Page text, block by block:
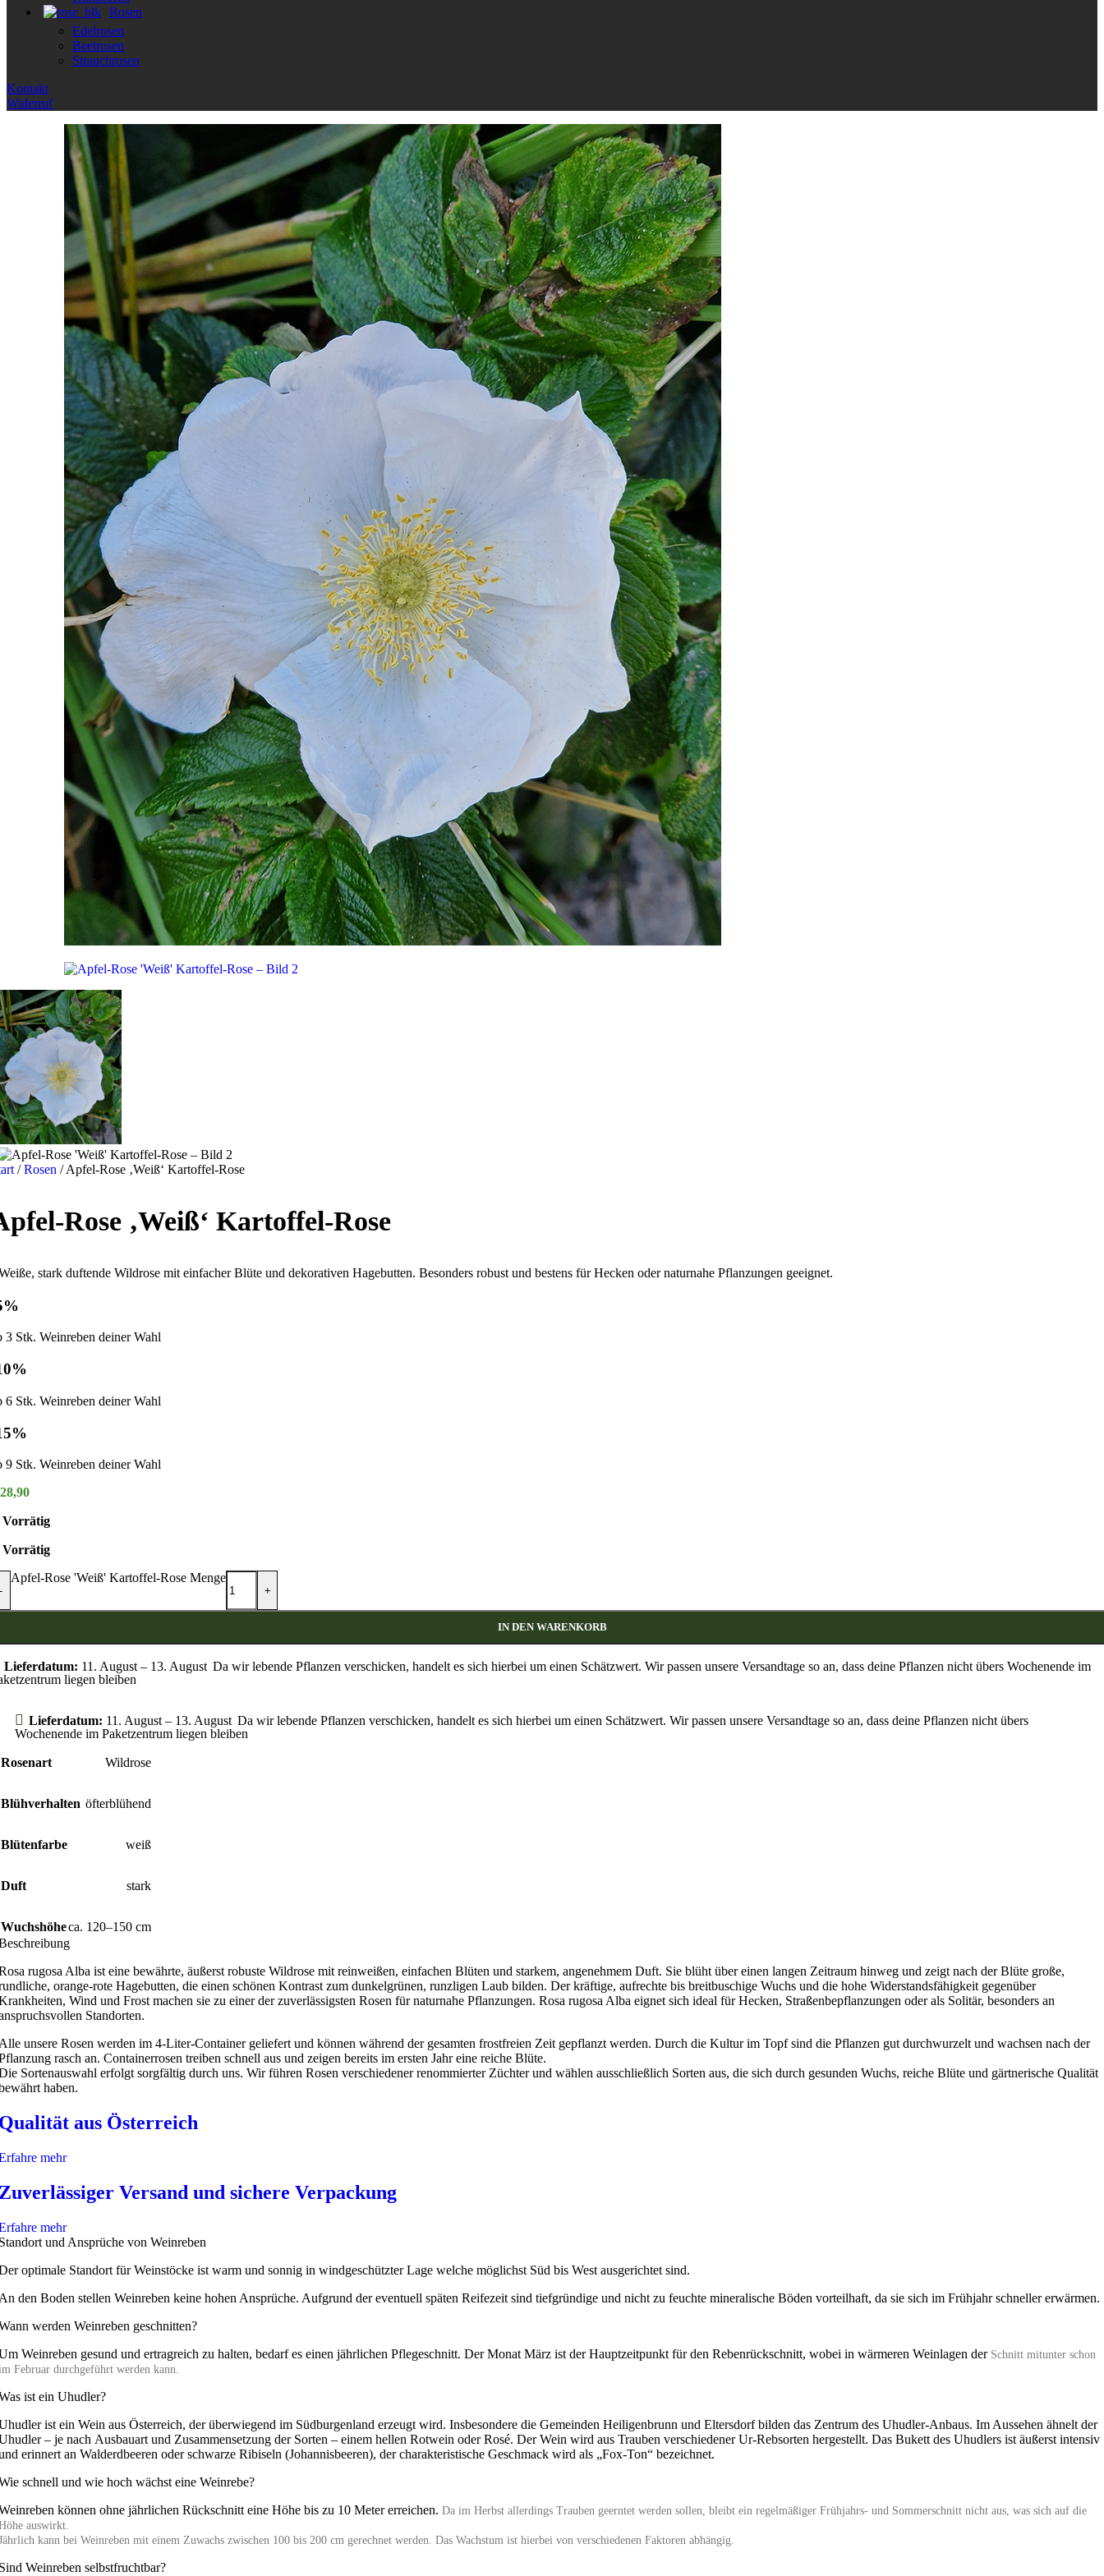
Rosen
Edelrosen
Beetrosen
Strauchrosen
Kontakt
Widerruf
/ Rosen / Apfel-Rose ‚Weiß‘ Kartoffel-Rose
Rose ‚Weiß‘ Kartoffel-Rose
stark duftende Wildrose mit einfacher Blüte und dekorativen Hagebutten. Besonders robust und bestens für Hecken oder naturnahe Pflanzungen geeignet.
3 Stk. Weinreben deiner Wahl
6 Stk. Weinreben deiner Wahl
9 Stk. Weinreben deiner Wahl
Vorrätig
Vorrätig
Apfel-Rose 'Weiß' Kartoffel-Rose Menge
+
IN DEN WARENKORB
Lieferdatum: 11. August – 13. August Da wir lebende Pflanzen verschicken, handelt es sich hierbei um einen Schätzwert. Wir passen unsere Versandtage so an, dass deine Pflanzen nicht übers Wochenende im
liegen bleiben
Lieferdatum: 11. August – 13. August Da wir lebende Pflanzen verschicken, handelt es sich hierbei um einen Schätzwert. Wir passen unsere Versandtage so an, dass deine Pflanzen nicht übers
Wochenende im Paketzentrum liegen bleiben
Rosenart Wildrose
Blühverhalten öfterblühend
Blütenfarbe weiß
Duft stark
Wuchshöheca. 120–150 cm
rugosa Alba ist eine bewährte, äußerst robuste Wildrose mit reinweißen, einfachen Blüten und starkem, angenehmem Duft. Sie blüht über einen langen Zeitraum hinweg und zeigt nach der Blüte große,
orange-rote Hagebutten, die einen schönen Kontrast zum dunkelgrünen, runzligen Laub bilden. Der kräftige, aufrechte bis breitbuschige Wuchs und die hohe Widerstandsfähigkeit gegenüber
Wind und Frost machen sie zu einer der zuverlässigsten Rosen für naturnahe Pflanzungen. Rosa rugosa Alba eignet sich ideal für Hecken, Straßenbepflanzungen oder als Solitär, besonders an
Standorten.
unsere Rosen werden im 4-Liter-Container geliefert und können während der gesamten frostfreien Zeit gepflanzt werden. Durch die Kultur im Topf sind die Pflanzen gut durchwurzelt und wachsen nach der
rasch an. Containerrosen treiben schnell aus und zeigen bereits im ersten Jahr eine reiche Blüte.
Sortenauswahl erfolgt sorgfältig durch uns. Wir führen Rosen verschiedener renommierter Züchter und wählen ausschließlich Sorten aus, die sich durch gesunden Wuchs, reiche Blüte und gärtnerische Qualität
haben.
aus Österreich
mehr
Versand und sichere Verpackung
mehr
und Ansprüche von Weinreben
optimale Standort für Weinstöcke ist warm und sonnig in windgeschützter Lage welche möglichst Süd bis West ausgerichtet sind.
den Boden stellen Weinreben keine hohen Ansprüche. Aufgrund der eventuell späten Reifezeit sind tiefgründige und nicht zu feuchte mineralische Böden vorteilhaft, da sie sich im Frühjahr schneller erwärmen.
werden Weinreben geschnitten?
Weinreben gesund und ertragreich zu halten, bedarf es einen jährlichen Pflegeschnitt. Der Monat März ist der Hauptzeitpunkt für den Rebenrückschnitt, wobei in wärmeren Weinlagen der Schnitt mitunter schon
Februar durchgeführt werden kann.
ist ein Uhudler?
ist ein Wein aus Österreich, der überwiegend im Südburgenland erzeugt wird. Insbesondere die Gemeinden Heiligenbrunn und Eltersdorf bilden das Zentrum des Uhudler-Anbaus. Im Aussehen ähnelt der
– je nach Ausbauart und Zusammensetzung der Sorten – einem hellen Rotwein oder Rosé. Der Wein wird aus Trauben verschiedener Ur-Rebsorten hergestellt. Das Bukett des Uhudlers ist äußerst intensiv
erinnert an Walderdbeeren oder schwarze Ribiseln (Johannisbeeren), der charakteristische Geschmack wird als „Fox-Ton“ bezeichnet.
schnell und wie hoch wächst eine Weinrebe?
können ohne jährlichen Rückschnitt eine Höhe bis zu 10 Meter erreichen. Da im Herbst allerdings Trauben geerntet werden sollen, bleibt ein regelmäßiger Frühjahrs- und Sommerschnitt nicht aus, was sich auf die
auswirkt.
ährlich kann bei Weinreben mit einem Zuwachs zwischen 100 bis 200 cm gerechnet werden. Das Wachstum ist hierbei von verschiedenen Faktoren abhängig.
Weinreben selbstfruchtbar?